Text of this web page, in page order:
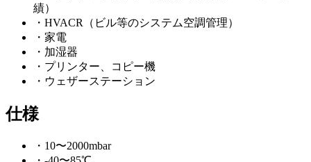
績）
・HVACR（ビル等のシステム空調管理）
・家電
・加湿器
・プリンター、コピー機
・ウェザーステーション
仕様
・10〜2000mbar